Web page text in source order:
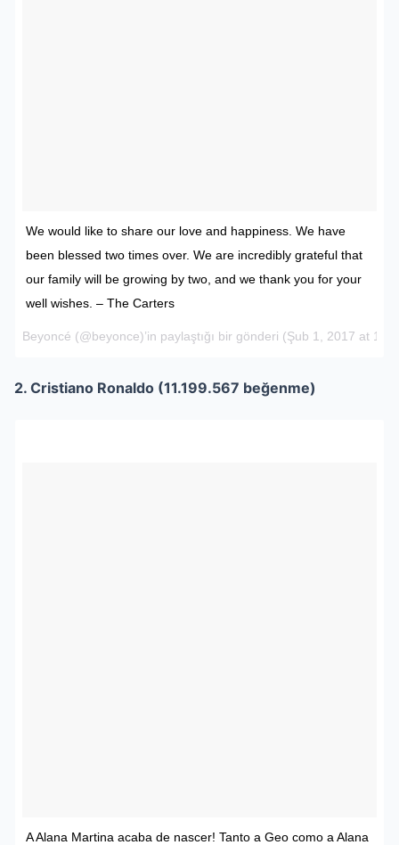
We would like to share our love and happiness. We have
been blessed two times over. We are incredibly grateful that
our family will be growing by two, and we thank you for your
well wishes. – The Carters
Beyoncé (@beyonce)’in paylaştığı bir gönderi (Şub 1, 2017 at
2. Cristiano Ronaldo (11.199.567 beğenme)
A Alana Martina acaba de nascer! Tanto a Geo como a Alana